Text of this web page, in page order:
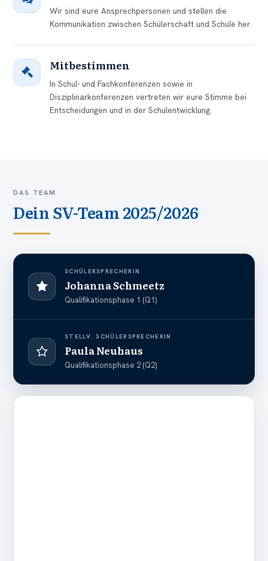
Wir sind eure Ansprechpersonen und stellen die
Kommunikation zwischen Schülerschaft und Schule her.
Mitbestimmen
In Schul- und Fachkonferenzen sowie in
Disziplinarkonferenzen vertreten wir eure Stimme bei
Entscheidungen und in der Schulentwicklung.
DAS TEAM
Dein SV-Team 2025/2026
SCHÜLERSPRECHERIN
Johanna Schmeetz
Qualifikationsphase 1 (Q1)
STELLV. SCHÜLERSPRECHERIN
Paula Neuhaus
Qualifikationsphase 2 (Q2)